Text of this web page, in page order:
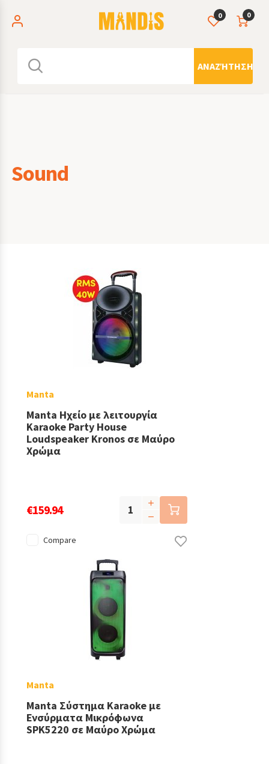
0
ΑΝΑΖΉΤΗΣΗ
0
Sound
Manta
Manta Ηχείο με λειτουργία
Karaoke Party House
Loudspeaker Kronos σε Μαύρο
Χρώμα
€159.94
Compare
Manta
Manta Σύστημα Karaoke με
Ενσύρματα Μικρόφωνα
SPK5220 σε Μαύρο Χρώμα